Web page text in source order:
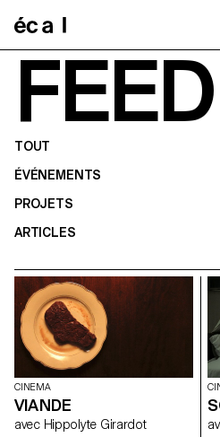
FEED
TOUT
ÉVÉNEMENTS
PROJETS
ARTICLES
CINEMA
VIANDE
avec Hippolyte Girardot